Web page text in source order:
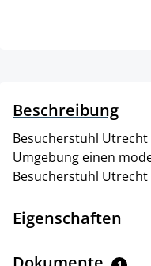
Beschreibung
Besucherstuhl
Umgebung einen
Besucherstuhl
Eigenschaften